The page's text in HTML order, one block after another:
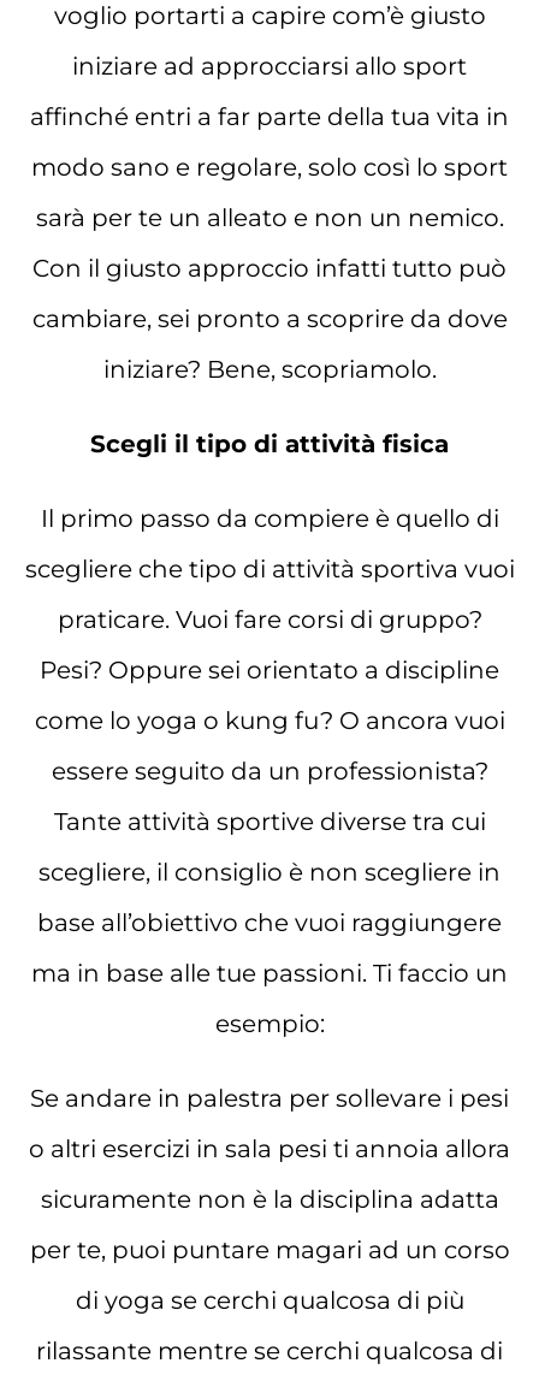
voglio portarti a capire com’è giusto
iniziare ad approcciarsi allo sport
affinché entri a far parte della tua vita in
modo sano e regolare, solo così lo sport
sarà per te un alleato e non un nemico.
Con il giusto approccio infatti tutto può
cambiare, sei pronto a scoprire da dove
iniziare? Bene, scopriamolo.
Scegli il tipo di attività fisica
Il primo passo da compiere è quello di
scegliere che tipo di attività sportiva vuoi
praticare. Vuoi fare corsi di gruppo?
Pesi? Oppure sei orientato a discipline
come lo yoga o kung fu? O ancora vuoi
essere seguito da un professionista?
Tante attività sportive diverse tra cui
scegliere, il consiglio è non scegliere in
base all’obiettivo che vuoi raggiungere
ma in base alle tue passioni. Ti faccio un
esempio:
Se andare in palestra per sollevare i pesi
o altri esercizi in sala pesi ti annoia allora
sicuramente non è la disciplina adatta
per te, puoi puntare magari ad un corso
di yoga se cerchi qualcosa di più
rilassante mentre se cerchi qualcosa di